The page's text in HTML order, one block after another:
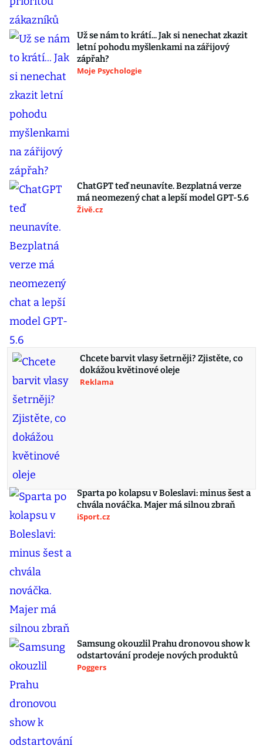
Už se nám to krátí... Jak si nenechat zkazit
letní pohodu myšlenkami na zářijový
zápřah?
Moje Psychologie
ChatGPT teď neunavíte. Bezplatná verze
má neomezený chat a lepší model GPT-5.6
Živě.cz
Chcete barvit vlasy šetrněji? Zjistěte, co
dokážou květinové oleje
Reklama
Sparta po kolapsu v Boleslavi: minus šest a
chvála nováčka. Majer má silnou zbraň
iSport.cz
Samsung okouzlil Prahu dronovou show k
odstartování prodeje nových produktů
Poggers